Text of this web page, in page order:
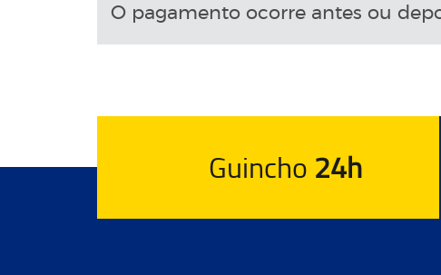
O pagamento ocorre antes ou
Guincho 24h